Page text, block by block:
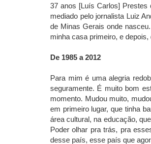
37 anos [Luís Carlos] Prestes
mediado pelo jornalista Luiz
de Minas Gerais onde
minha casa primeiro, e
De 1985 a 2012
Para mim é uma alegria
seguramente. É muito bom
momento. Mudou muito,
em primeiro lugar, que tinha
área cultural, na educação,
Poder olhar pra trás, pra
desse país, esse país que